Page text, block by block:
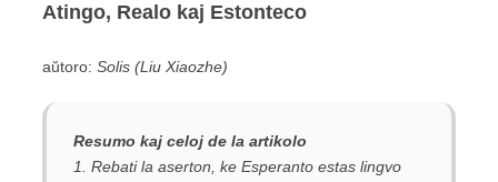
Atingo, Realo kaj Estonteco
aŭtoro: Solis (Liu Xiaozhe)
Resumo kaj celoj de la artikolo
1. Rebati la aserton, ke Esperanto estas lingvo